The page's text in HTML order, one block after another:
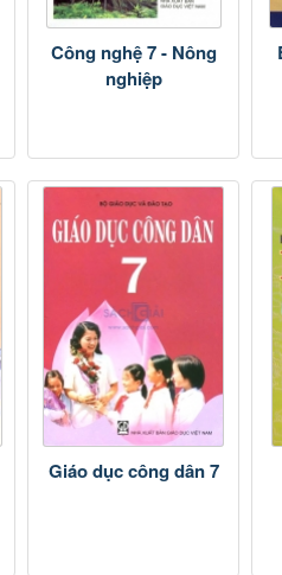
Công nghệ 7 - Nông
nghiệp
Giáo dục công dân 7